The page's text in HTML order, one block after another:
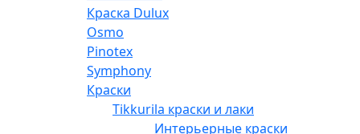
Краска Dulux
Osmo
Pinotex
Symphony
Краски
Tikkurila краски и лаки
Интерьерные краски